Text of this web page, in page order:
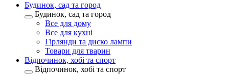
Будинок, сад та город
Будинок, сад та город
Все для дому
Все для кухні
Гірлянди та диско лампи
Товари для тварин
Відпочинок, хобі та спорт
Відпочинок, хобі та спорт